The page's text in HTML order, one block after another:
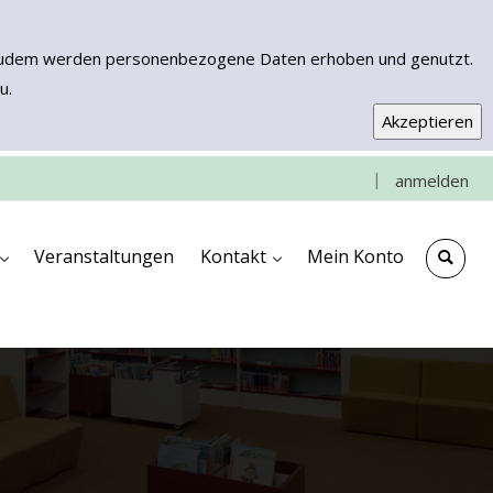
werden personenbezogene Daten erhoben und genutzt.
| anmelden
Veranstaltungen
Kontakt
Mein Konto